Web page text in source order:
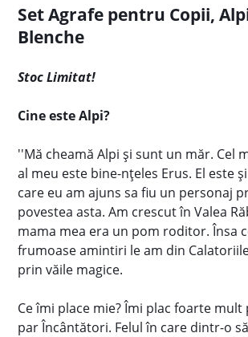
Set Agrafe pentru Copii,
Blenche
Stoc Limitat!
Cine este Alpi?
''Mă cheamă Alpi și sunt un măr. Cel
al meu este bine-nțeles Erus. El este
care eu am ajuns sa fiu un personaj
povestea asta. Am crescut în Valea
mama mea era un pom roditor. Însa
frumoase amintiri le am din
prin văile magice.
Ce îmi place mie? Îmi plac foarte mult
par Încântători. Felul în care dintr-o